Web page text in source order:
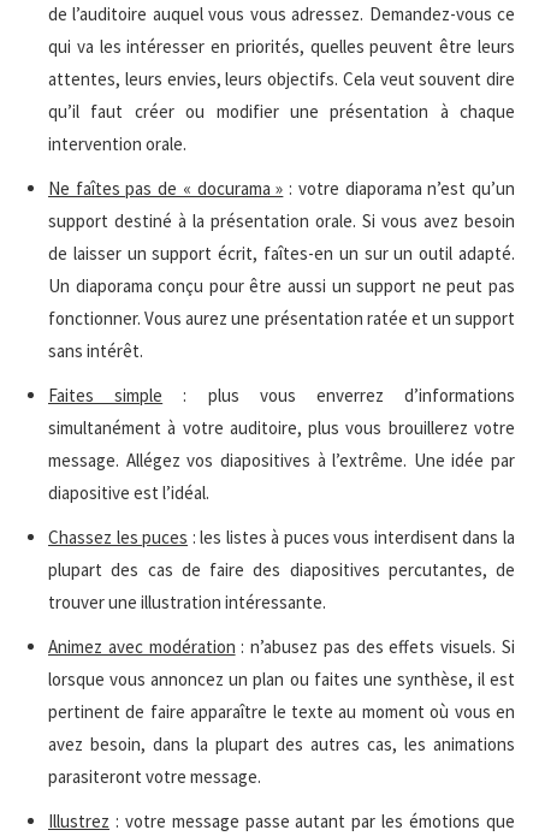
de l’auditoire auquel vous vous adressez. Demandez-vous ce
qui va les intéresser en priorités, quelles peuvent être leurs
attentes, leurs envies, leurs objectifs. Cela veut souvent dire
qu’il faut créer ou modifier une présentation à chaque
intervention orale.
Ne faîtes pas de « docurama » : votre diaporama n’est qu’un
support destiné à la présentation orale. Si vous avez besoin
de laisser un support écrit, faîtes-en un sur un outil adapté.
Un diaporama conçu pour être aussi un support ne peut pas
fonctionner. Vous aurez une présentation ratée et un support
sans intérêt.
Faites simple : plus vous enverrez d’informations
simultanément à votre auditoire, plus vous brouillerez votre
message. Allégez vos diapositives à l’extrême. Une idée par
diapositive est l’idéal.
Chassez les puces : les listes à puces vous interdisent dans la
plupart des cas de faire des diapositives percutantes, de
trouver une illustration intéressante.
Animez avec modération : n’abusez pas des effets visuels. Si
lorsque vous annoncez un plan ou faites une synthèse, il est
pertinent de faire apparaître le texte au moment où vous en
avez besoin, dans la plupart des autres cas, les animations
parasiteront votre message.
Illustrez : votre message passe autant par les émotions que